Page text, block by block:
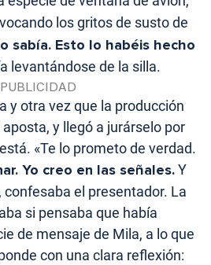
los gritos de susto de
sabía. Esto lo habéis hecho
levantándose de la silla.
y otra vez que la producción
y llegó a jurárselo por
«Te lo prometo de verdad.
Yo creo en las señales.Y
confesaba el presentador. La
si pensaba que había
de mensaje de Mila, a lo que
con una clara reflexión: